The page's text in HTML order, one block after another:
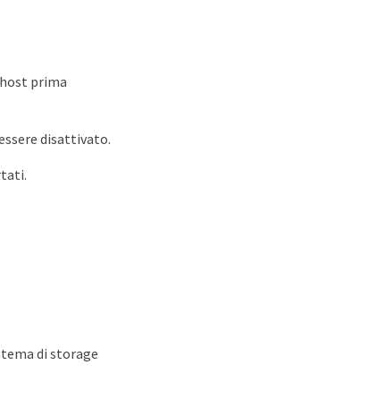
prima
disattivato.
di storage